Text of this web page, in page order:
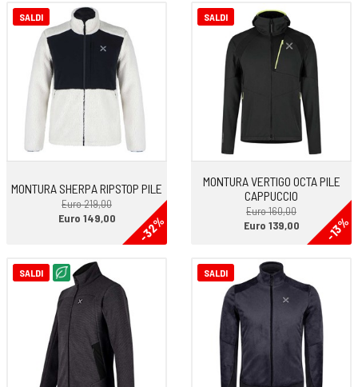
SALDI
MONTURA SHERPA RIPSTOP PILE
Euro 219,00
-32%
Euro 149,00
SALDI
MONTURA VERTIGO OCTA PILE
CAPPUCCIO
Euro 160,00
-13%
Euro 139,00
SALDI SALDI